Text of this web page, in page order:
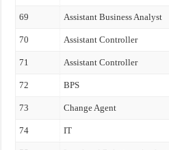
69 Assistant Business Analyst
70 Assistant Controller
71 Assistant Controller
72 BPS
73 Change Agent
74 IT